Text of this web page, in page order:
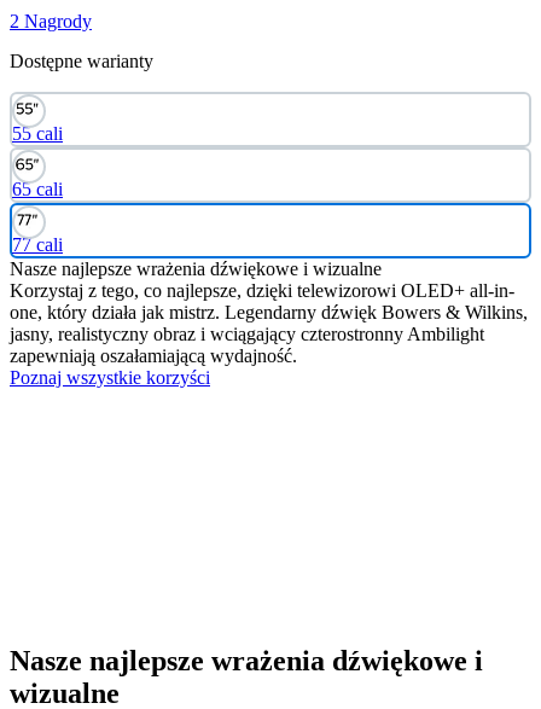
2 Nagrody
Dostępne warianty
55 cali
65 cali
77 cali
Nasze najlepsze wrażenia dźwiękowe i wizualne
Korzystaj z tego, co najlepsze, dzięki telewizorowi OLED+ all-in-
one, który działa jak mistrz. Legendarny dźwięk Bowers & Wilkins,
jasny, realistyczny obraz i wciągający czterostronny Ambilight
zapewniają oszałamiającą wydajność.
Poznaj wszystkie korzyści
Nasze najlepsze wrażenia dźwiękowe i
wizualne